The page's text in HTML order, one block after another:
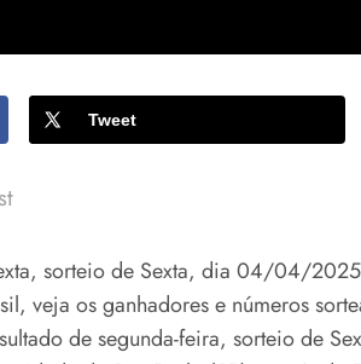
Tweet
sorteio de Sexta, dia 04/04/
veja os ganhadores e números
de segunda-feira, sorteio de